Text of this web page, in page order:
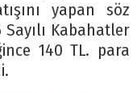
yapan söz
Kabahatler
140 TL. para